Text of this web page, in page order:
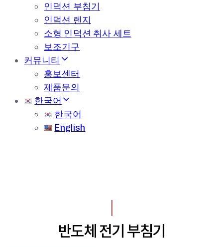
인덕션 부침기
인덕션 렌지
소형 인덕션 취사 세트
보조기구
커뮤니티
홍보센터
제품문의
한국어
한국어
English
I
반도체 전기 부침기